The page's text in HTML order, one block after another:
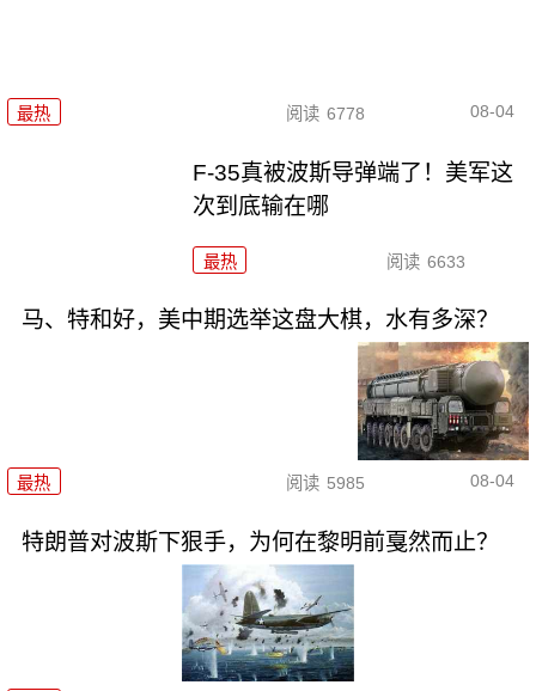
最热 阅读 6778 08-04
F-35真被波斯导弹端了！美军这
次到底输在哪
最热 阅读 6633
马、特和好，美中期选举这盘大棋，水有多深？
最热 阅读 5985 08-04
特朗普对波斯下狠手，为何在黎明前戛然而止？